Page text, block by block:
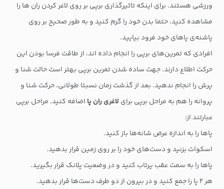
ورزشی هستند. برای اینکه تاثیرگذاری برپی بر روی لاغر کردن ران ها را
مشاهده کنید، حتما بدن خود را گرم کنید و به طور صحیح بر روی
پاشنه‌ی پاهای خود فرود بیایید.
افرادی که تمرین‌های برپی را انجام داده اند، از طاقت فرسا بودن این
حرکت اطلاع دارند. جهت ساده شدن تمرین برپی بهتر است حالت شنا و
پرش را انجام ندهید. بعد از گذشت زمان نسبتا طولانی، حرکت شنا و
پروانه را هم به مراحل برپی برای لاغری ران پا اضافه کنید. مراحل برپی
عبارتند از:
پاها را به اندازه عرض شانه‌ها باز کنید.
اسکوات بزنید و دست‌های خود را بر روی زمین قرار بدهید.
پاها را به سمت عقب پرتاب کنید و در وضعیت پلانک قرار بگیرید.
هر ۲ پا را جمع کنید و در بیرون از دو طرف دست‌ها قرار بدهید.